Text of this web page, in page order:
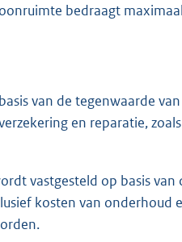
bedraagt
van de tegenwaarde
en reparatie,
vastgesteld op basis van
kosten van onderhoud